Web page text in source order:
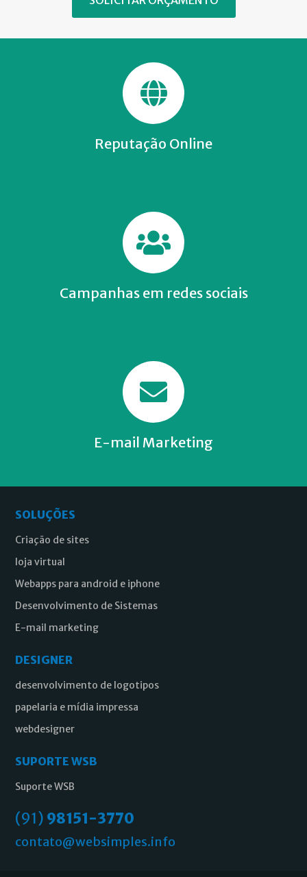
Reputação Online
Campanhas em redes sociais
E-mail Marketing
SOLUÇÕES
Criação de sites
loja virtual
Webapps para android e iphone
Desenvolvimento de Sistemas
E-mail marketing
DESIGNER
desenvolvimento de logotipos
papelaria e mídia impressa
webdesigner
SUPORTE WSB
Suporte WSB
(91) 98151-3770
contato@websimples.info